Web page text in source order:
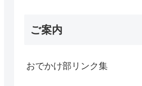
ご案内
おでかけ部リンク集